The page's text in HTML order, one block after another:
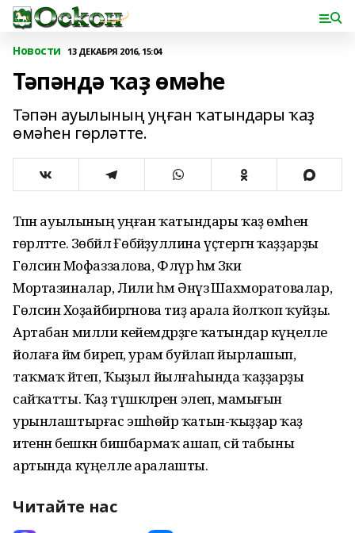
Новости 13 ДЕКАБРЯ 2016, 15:04
Тәпәндә ҡаҙ өмәһе
Тәпән ауылының уңған ҡатындары ҡаҙ
өмәһен гөрләтте.
Тәпән ауылының уңған ҡатындары ҡаҙ өмәһен
гөрләтте. Зөбәйлә Ғөбәйҙуллина үҫтергән ҡаҙҙарҙы
Гөлсинә Мофаззалова, Флүрә һәм Зәкиә
Мортазиналар, Лилиә һәм Әнүзә Шахморатовалар,
Гөлсинә Хоҙайбиргәнова тиҙ арала йолҡоп ҡуйҙы.
Артабан милли кейемдәрҙәге ҡатындар күңелле
йолаға йәм биреп, урам буйлап йырлашып,
таҡмаҡ әйтеп, Ҡыҙыл йылғаһында ҡаҙҙарҙы
сайҡатты. Ҡаҙ түшкәләрен элеп, мамығын
урынлаштырғас эшһөйәр ҡатын-ҡыҙҙар ҡаҙ
итенән бешкән бишбармаҡ ашап, сәй табыны
артында күңелле аралашты.
Читайте нас